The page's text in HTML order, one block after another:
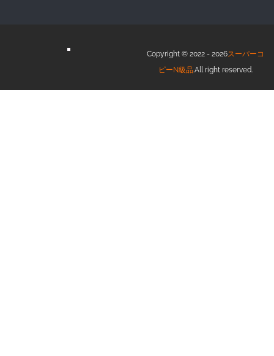
Copyright © 2022 - 2026スーパーコ
ピーN級品.All right reserved.